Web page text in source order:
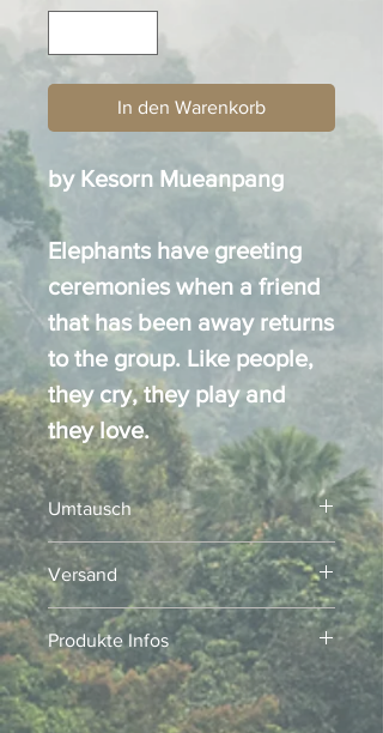
In den Warenkorb
by Kesorn Mueanpang
Elephants have greeting
ceremonies when a friend
that has been away returns
to the group. Like people,
they cry, they play and
they love.
Umtausch
Kein Umtausch!
Versand
Versand innert 3-5 Werktage
Produkte Infos
Alle Repliken der Elephant Parade
werden in Chiang Mai, Thailand,